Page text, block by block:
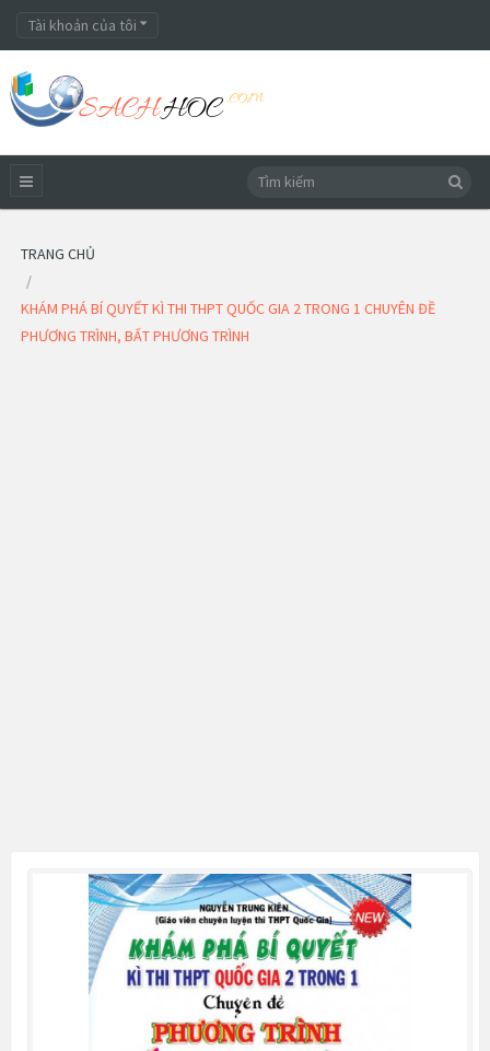
Tài khoản của tôi
TRANG CHỦ
KHÁM PHÁ BÍ QUYẾT KÌ THI THPT QUỐC GIA 2 TRONG 1 CHUYÊN ĐỀ
PHƯƠNG TRÌNH, BẤT PHƯƠNG TRÌNH